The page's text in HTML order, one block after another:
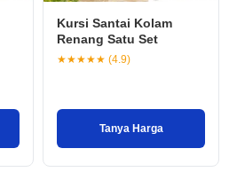
Kursi Santai Kolam
Renang Satu Set
★★★★★ (4.9)
Tanya Harga